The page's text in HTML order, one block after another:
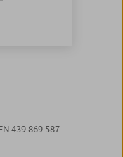
439 869 587